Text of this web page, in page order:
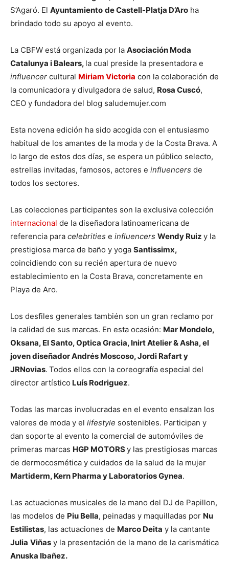
S’Agaró. El Ayuntamiento de Castell-Platja D’Aro ha
brindado todo su apoyo al evento.
La CBFW está organizada por la Asociación Moda
Catalunya i Balears, la cual preside la presentadora e
influencer cultural Miriam Victoria con la colaboración de
la comunicadora y divulgadora de salud, Rosa Cuscó,
CEO y fundadora del blog saludemujer.com
Esta novena edición ha sido acogida con el entusiasmo
habitual de los amantes de la moda y de la Costa Brava. A
lo largo de estos dos días, se espera un público selecto,
estrellas invitadas, famosos, actores e influencers de
todos los sectores.
Las colecciones participantes son la exclusiva colección
internacional de la diseñadora latinoamericana de
referencia para celebrities e influencers Wendy Ruiz y la
prestigiosa marca de baño y yoga Santissimx,
coincidiendo con su recién apertura de nuevo
establecimiento en la Costa Brava, concretamente en
Playa de Aro.
Los desfiles generales también son un gran reclamo por
la calidad de sus marcas. En esta ocasión: Mar Mondelo,
Oksana, El Santo, Optica Gracia, Inirt Atelier & Asha, el
joven diseñador Andrés Moscoso, Jordi Rafart y
JRNovias. Todos ellos con la coreografía especial del
director artístico Luís Rodriguez.
Todas las marcas involucradas en el evento ensalzan los
valores de moda y el lifestyle sostenibles. Participan y
dan soporte al evento la comercial de automóviles de
primeras marcas HGP MOTORSy las prestigiosas marcas
de dermocosmética y cuidados de la salud de la mujer
Martiderm, Kern Pharma y Laboratorios Gynea.
Las actuaciones musicales de la mano del DJ de Papillon,
las modelos de Piu Bella, peinadas y maquilladas por Nu
Estilistas, las actuaciones de Marco Deita y la cantante
Julia Viñas y la presentación de la mano de la carismática
Anuska Ibañez.